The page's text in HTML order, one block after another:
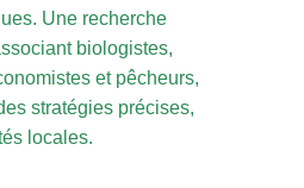
Une recherche
biologistes,
et pêcheurs,
stratégies précises,
locales.